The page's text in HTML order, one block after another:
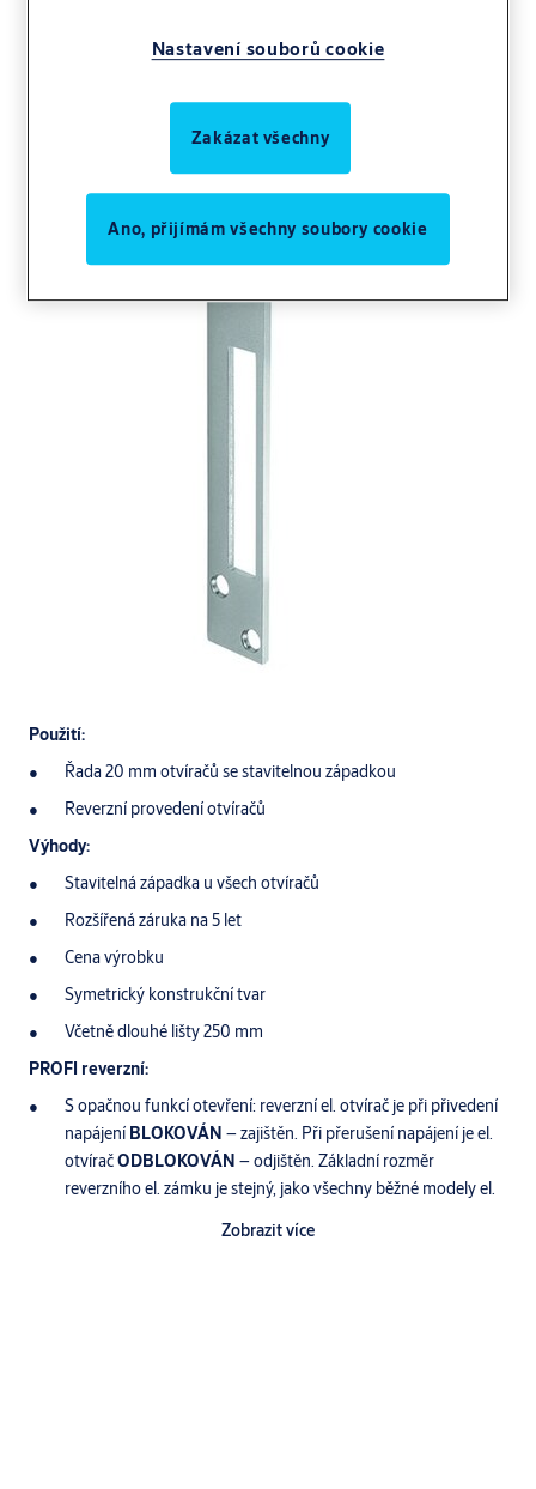
Použití:
Řada 20 mm otvíračů se stavitelnou západkou
Reverzní provedení otvíračů
Výhody:
Stavitelná západka u všech otvíračů
Rozšířená záruka na 5 let
Cena výrobku
Symetrický konstrukční tvar
Včetně dlouhé lišty 250 mm
PROFI reverzní:
S opačnou funkcí otevření: reverzní el. otvírač je při přivedení
napájení BLOKOVÁN – zajištěn. Při přerušení napájení je el.
otvíračODBLOKOVÁN – odjištěn. Základní rozměr
reverzního el. zámku je stejný, jako všechny běžné modely el.
Zobrazit více
Nastavení souborů cookie
Zakázat všechny
Ano, přijímám všechny soubory cookie